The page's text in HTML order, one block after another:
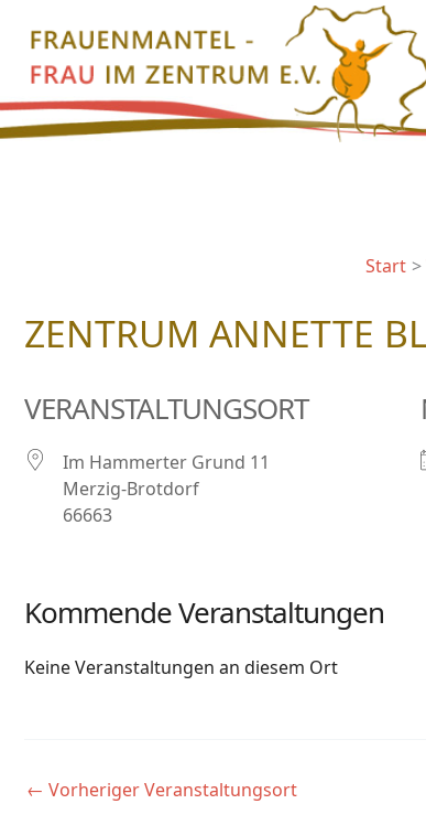
Inhalt
springen
Start
ZENTRUM ANNETTE
VERANSTALTUNGSORT
Im Hammerter Grund 11
Merzig-Brotdorf
66663
Kommende Veranstaltungen
Keine Veranstaltungen an diesem Ort
← Vorheriger Veranstaltungsort